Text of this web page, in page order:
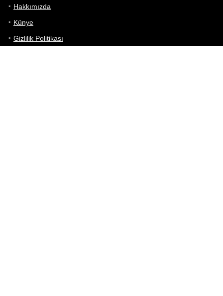
Hakkımızda
Künye
Gizlilik Politikası